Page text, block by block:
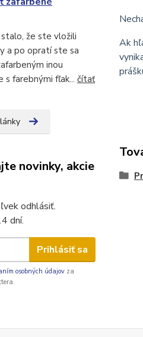
že ste vložili
a po opratí ste sa
inou
s farebnými fľak... čítať
novinky, akcie
odhlásiť.
dní.
Prihlásiť sa
osobných údajov za
Ak